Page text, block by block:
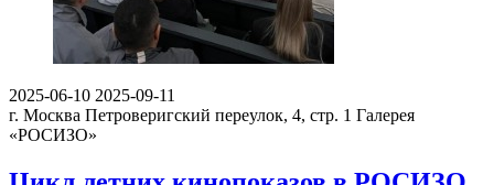
2025-06-10 2025-09-11
г. Москва Петроверигский переулок, 4, стр. 1 Галерея
«РОСИЗО»